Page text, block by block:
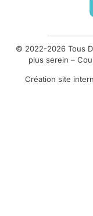
© 2022-2026 Tous
plus serein –
Création site